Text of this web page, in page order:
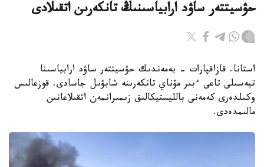
حۋسيتتەر ساۋد ارابياسىنىڭ تانكەرىن اتقىلادى
استانا. قازاقپارات - يەمەندىك حۋسيتتەر ساۋد ارابياسىنا
تيەسىلى تاعى ءبىر مۇناي تانكەرىنە شابۋىل جاسادى. قوزعالىس
وكىلدەرى كەمەنى بالليستيكالىق زىمىرانمەن اتقىلاعانىن
مالىمدەدى.